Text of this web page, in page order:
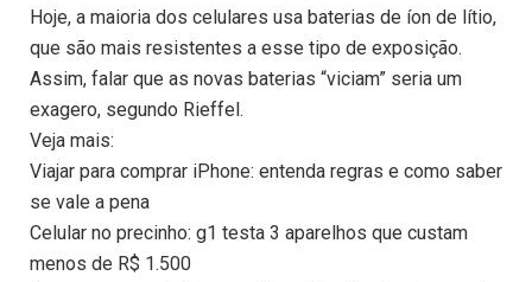
Hoje, a maioria dos celulares usa baterias de íon de lítio,
que são mais resistentes a esse tipo de exposição.
Assim, falar que as novas baterias “viciam” seria um
exagero, segundo Rieffel.
Veja mais:
Viajar para comprar iPhone: entenda regras e como saber
se vale a pena
Celular no precinho: g1 testa 3 aparelhos que custam
menos de R$ 1.500